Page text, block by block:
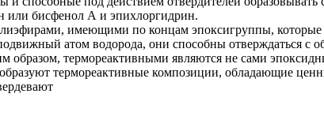
или бисфенол А и эпихлоргидрин.
имеющими по концам эпоксигруппы, которые
атом водорода, они способны отверждаться с
термореактивными являются не сами
термореактивные композиции, обладающие